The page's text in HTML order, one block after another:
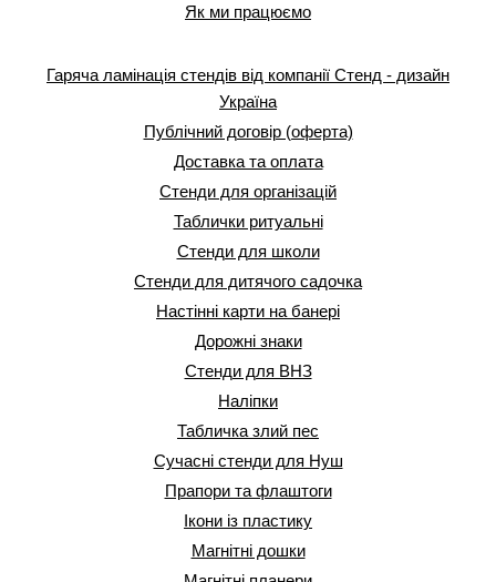
Як ми працюємо
Гаряча ламінація стендів від компанії Стенд - дизайн
Україна
Публічний договір (оферта)
Доставка та оплата
Стенди для організацій
Таблички ритуальні
Стенди для школи
Стенди для дитячого садочка
Настінні карти на банері
Дорожні знаки
Стенди для ВНЗ
Наліпки
Табличка злий пес
Сучасні стенди для Нуш
Прапори та флаштоги
Ікони із пластику
Магнітні дошки